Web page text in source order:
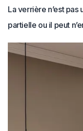
La verrière n’est
partielle ou il peut